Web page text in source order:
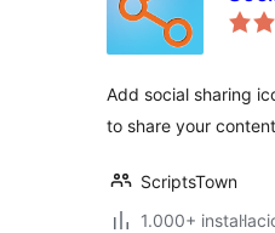
Add social sharing
to share your
ScriptsTown
1.000+